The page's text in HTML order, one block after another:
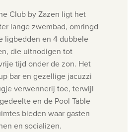
Club by Zazen ligt het
lange zwembad, omringd
ligbedden en 4 dubbele
die uitnodigen tot
tijd onder de zon. Het
bar en gezellige jacuzzi
verwennerij toe, terwijl
en de Pool Table
bieden waar gasten
en socializen.